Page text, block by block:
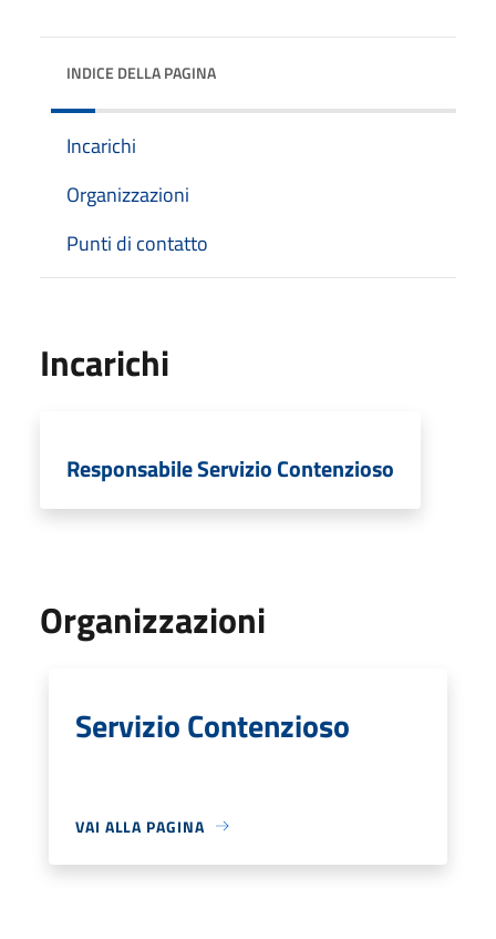
INDICE DELLA PAGINA
Incarichi
Organizzazioni
Punti di contatto
Incarichi
Responsabile Servizio Contenzioso
Organizzazioni
Servizio Contenzioso
VAI ALLA PAGINA